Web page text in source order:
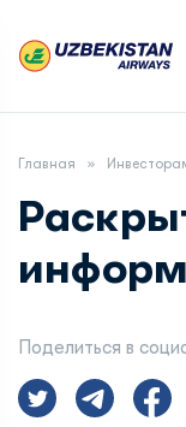
Главная
Поделиться в